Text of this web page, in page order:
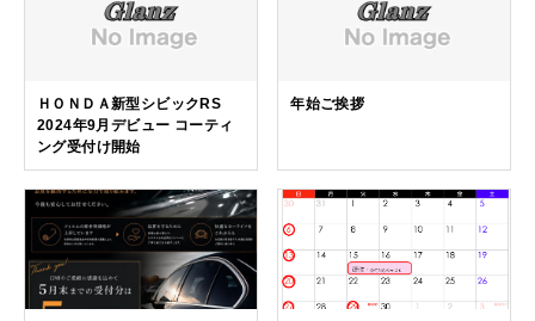
ＨＯＮＤＡ新型シビックRS
2024年9月デビュー コーティ
ング受付け開始
年始ご挨拶